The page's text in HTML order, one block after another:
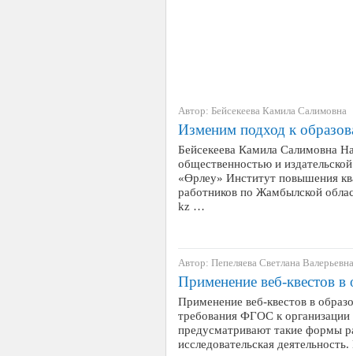
Автор: Бейсекеева Камила Салимовна
Изменим подход к
Бейсекеева Камила Салимовна
общественностью и
«Өрлеу» Институт повышения
работников по Жамбылской
kz …
Автор: Пепеляева Светлана Валерьевна
Применение веб-квестов в
Применение веб-квестов в
требования ФГОС к
предусматривают такие формы
исследовательская